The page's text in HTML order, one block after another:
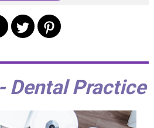
Dental Practice